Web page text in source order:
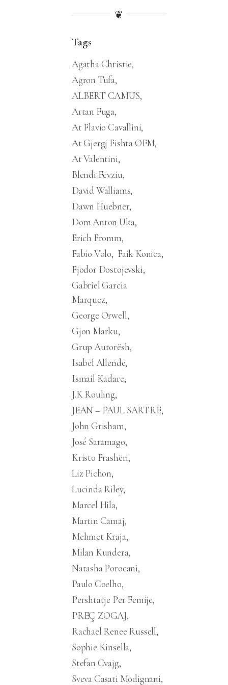
❦
Tags
Agatha Christie
Agron Tufa
ALBERT CAMUS
Artan Fuga
At Flavio Cavallini
At Gjergj Fishta OFM
At Valentini
Blendi Fevziu
David Walliams
Dawn Huebner
Dom Anton Uka
Erich Fromm
Fabio Volo
Faik Konica
Fjodor Dostojevski
Gabriel Garcia
Marquez
George Orwell
Gjon Marku
Grup Autorësh
Isabel Allende
Ismail Kadare
J.K Rouling
JEAN – PAUL SARTRE
John Grisham
José Saramago
Kristo Frashëri
Liz Pichon
Lucinda Riley
Marcel Hila
Martin Camaj
Mehmet Kraja
Milan Kundera
Natasha Porocani
Paulo Coelho
Pershtatje Per Femije
PREÇ ZOGAJ
Rachael Renee Russell
Sophie Kinsella
Stefan Cvajg
Sveva Casati Modignani